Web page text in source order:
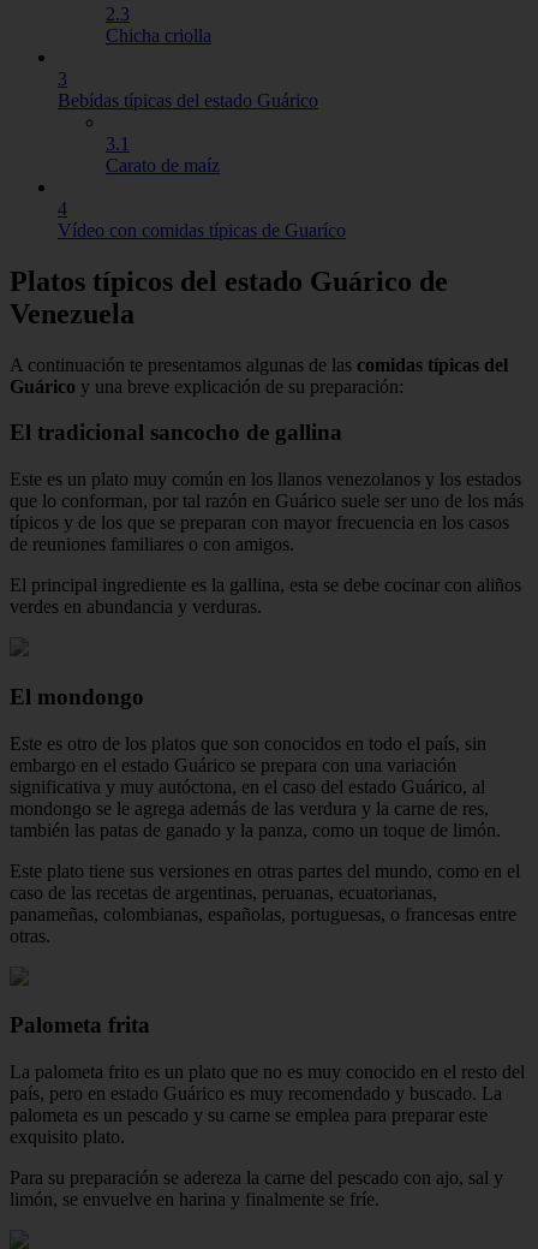
2.3
Chicha criolla
3
Bebídas típicas del estado Guárico
3.1
Carato de maíz
4
Vídeo con comidas típicas de Guaríco
Platos típicos del estado Guárico de
Venezuela
A continuación te presentamos algunas de las comidas típicas del
Guárico y una breve explicación de su preparación:
El tradicional sancocho de gallina
Este es un plato muy común en los llanos venezolanos y los estados
que lo conforman, por tal razón en Guárico suele ser uno de los más
típicos y de los que se preparan con mayor frecuencia en los casos
de reuniones familiares o con amigos.
El principal ingrediente es la gallina, esta se debe cocinar con aliños
verdes en abundancia y verduras.
El mondongo
Este es otro de los platos que son conocidos en todo el país, sin
embargo en el estado Guárico se prepara con una variación
significativa y muy autóctona, en el caso del estado Guárico, al
mondongo se le agrega además de las verdura y la carne de res,
también las patas de ganado y la panza, como un toque de limón.
Este plato tiene sus versiones en otras partes del mundo, como en el
caso de las recetas de argentinas, peruanas, ecuatorianas,
panameñas, colombianas, españolas, portuguesas, o francesas entre
otras.
Palometa frita
La palometa frito es un plato que no es muy conocido en el resto del
país, pero en estado Guárico es muy recomendado y buscado. La
palometa es un pescado y su carne se emplea para preparar este
exquisito plato.
Para su preparación se adereza la carne del pescado con ajo, sal y
limón, se envuelve en harina y finalmente se fríe.